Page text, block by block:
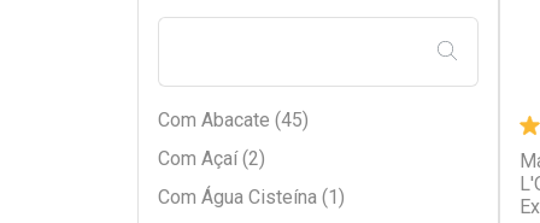
Brylcreem (2)
Cadiveu (10)
Charming (1)
Cia Da Natureza (3)
FILTRAR
Com Abacate (45)
Com Açaí (2)
Com Água Cisteína (1)